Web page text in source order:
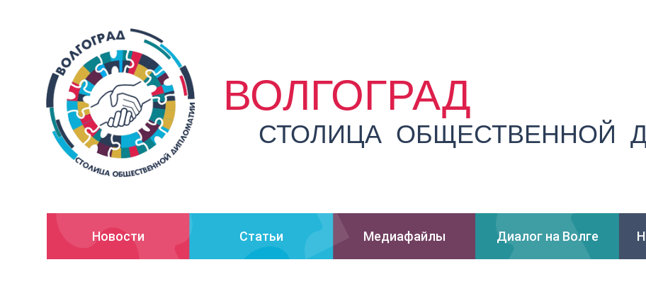
ВОЛГОГРАД
СТОЛИЦА ОБЩЕСТВЕННОЙ
Новости Статьи Медиафайлы Диалог на Волге